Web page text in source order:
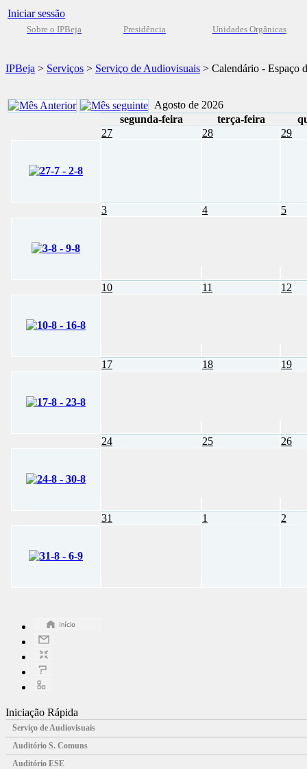
Iniciar sessão
Sobre o IPBeja Presidência Unidades Orgânicas
IPBeja > Serviços > Serviço de Audiovisuais > Calendário - Espaço
Agosto de 2026
segunda-feira
terça-feira
27
28 29
3 4 5
10 11 12
17 18 19
24 25 26
31 1 2
Iniciação Rápida
Serviço de Audiovisuais
Auditório S. Comuns
Auditório ESE